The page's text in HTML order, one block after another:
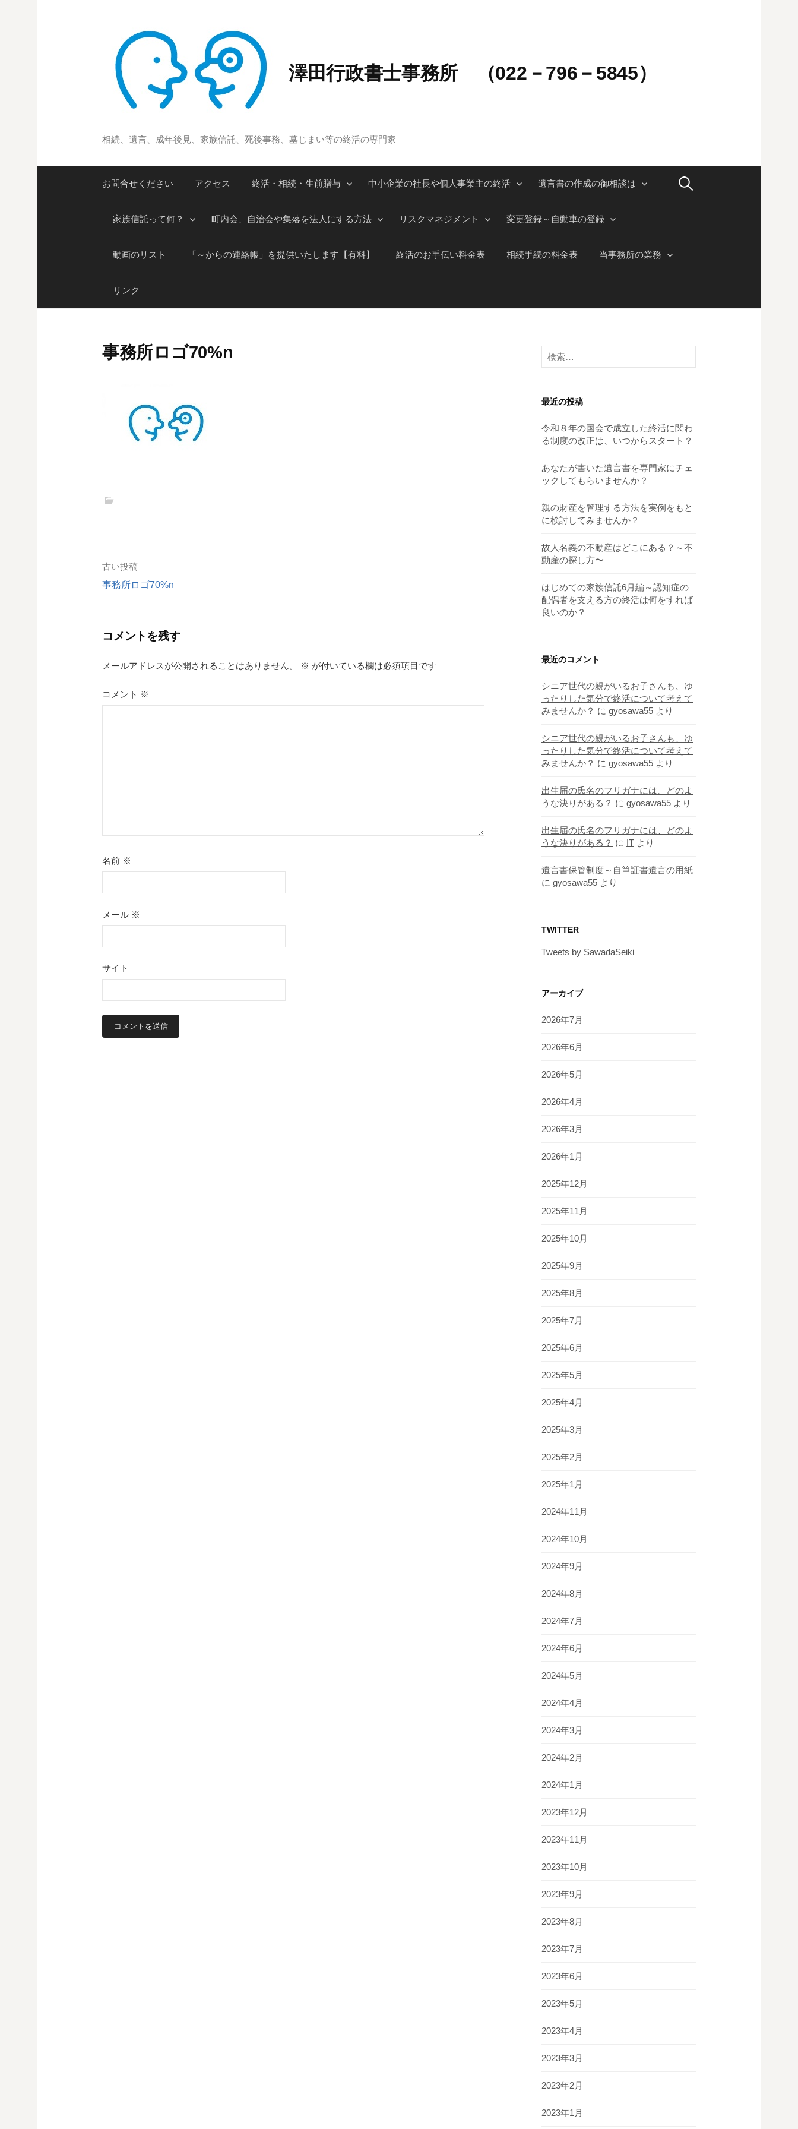
澤田行政書士事務所 （022－796－5845）
相続、遺言、成年後見、家族信託、死後事務、墓じまい等の終活の専門家
お問合せください アクセス 終活・相続・生前贈与 中小企業の社長や個人事業主の終活 遺言書の作成の御相談は
家族信託って何？ 町内会、自治会や集落を法人にする方法 リスクマネジメント 変更登録～自動車の登録
動画のリスト 「～からの連絡帳」を提供いたします【有料】 終活のお手伝い料金表 相続手続の料金表 当事務所の業務
リンク
検
事務所ロゴ70%n
投
稿
ビ
ゲ
ー
古い投稿
事務所ロゴ70%n
コメントを残す
メールアドレスが公開されることはありません。 ※ が付いている欄は必須項目です
コメント ※
名前 ※
メール ※
サイト
検
索:
最近の投稿
令和８年の国会で成立した終活に関わ
る制度の改正は、いつからスタート？
あなたが書いた遺言書を専門家にチェ
ックしてもらいませんか？
親の財産を管理する方法を実例をもと
に検討してみませんか？
故人名義の不動産はどこにある？～不
動産の探し方〜
はじめての家族信託6月編～認知症の
配偶者を支える方の終活は何をすれば
良いのか？
最近のコメント
シニア世代の親がいるお子さんも、ゆ
ったりした気分で終活について考えて
みませんか？ に gyosawa55 より
シニア世代の親がいるお子さんも、ゆ
ったりした気分で終活について考えて
みませんか？ に gyosawa55 より
出生届の氏名のフリガナには、どのよ
うな決りがある？ に gyosawa55 より
出生届の氏名のフリガナには、どのよ
うな決りがある？ に IT より
遺言書保管制度～自筆証書遺言の用紙
に gyosawa55 より
TWITTER
Tweets by SawadaSeiki
アーカイブ
2026年7月
2026年6月
2026年5月
2026年4月
2026年3月
2026年1月
2025年12月
2025年11月
2025年10月
2025年9月
2025年8月
2025年7月
2025年6月
2025年5月
2025年4月
2025年3月
2025年2月
2025年1月
2024年11月
2024年10月
2024年9月
2024年8月
2024年7月
2024年6月
2024年5月
2024年4月
2024年3月
2024年2月
2024年1月
2023年12月
2023年11月
2023年10月
2023年9月
2023年8月
2023年7月
2023年6月
2023年5月
2023年4月
2023年3月
2023年2月
2023年1月